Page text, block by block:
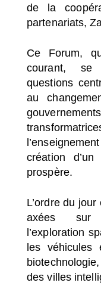
de la
partenariats,
Ce Forum,
courant, se
questions
au
création
prospère.
L’ordre du
axées sur
l’exploration
les véhicules
des villes